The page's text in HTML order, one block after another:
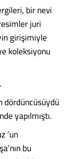
bir nevi
juri
girişimiyle
koleksiyonu
dördüncüsüydü
yapılmıştı.
’un
bu